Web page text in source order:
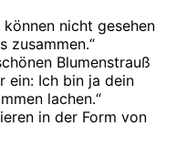
nicht gesehen
zusammen.“
Blumenstrauß
ein: Ich bin ja dein
lachen.“
in der Form von